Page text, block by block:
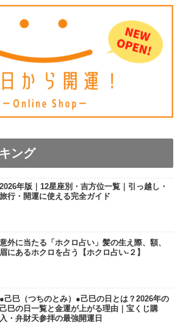
ング
2026年版｜12星座別・吉方位一覧｜引っ越し・
旅行・開運に使える完全ガイド
意外に当たる「ホクロ占い」髪の生え際、額、
眉にあるホクロを占う【ホクロ占い‐２】
●己巳（つちのとみ）●己巳の日とは？2026年の
己巳の日一覧と金運が上がる理由｜宝くじ購
入・弁財天参拝の最強開運日